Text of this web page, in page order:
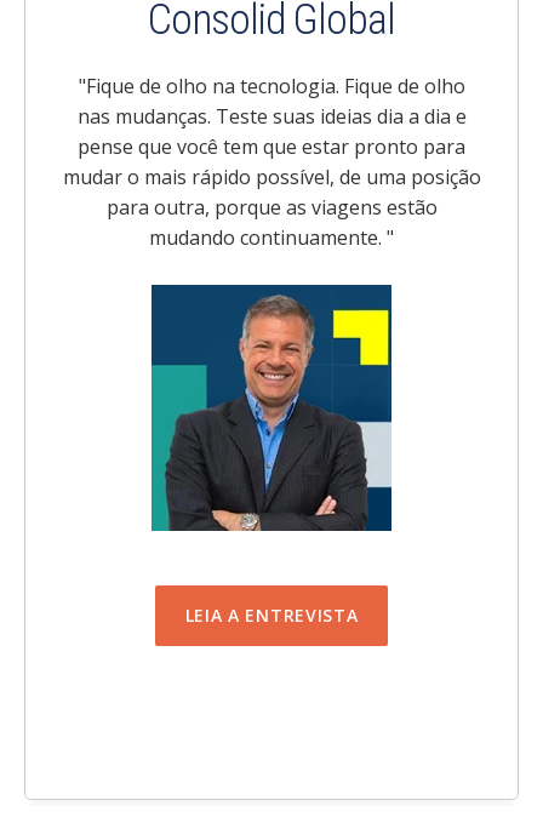
Consolid Global
"Fique de olho na tecnologia. Fique de olho
nas mudanças. Teste suas ideias dia a dia e
pense que você tem que estar pronto para
mudar o mais rápido possível, de uma posição
para outra, porque as viagens estão
mudando continuamente. "
LEIA A ENTREVISTA